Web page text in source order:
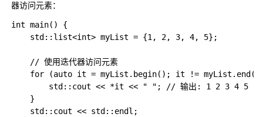
器访问元素：
int main() {
    std::list<int> myList = {1, 2, 3, 4, 5};
    // 使用迭代器访问元素
for (auto it = myList.begin(); it !=
        std::cout << *it << " "; // 输出: 1 2 3 4 5
    }
    std::cout << std::endl;